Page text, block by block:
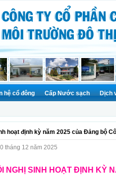
hệ cổ đông Cấp Nước sạch Dịch
hoạt định kỳ năm 2025 của Đảng bộ
tháng 12 năm 2025
NGHỊ SINH HOẠT ĐỊNH KỲ